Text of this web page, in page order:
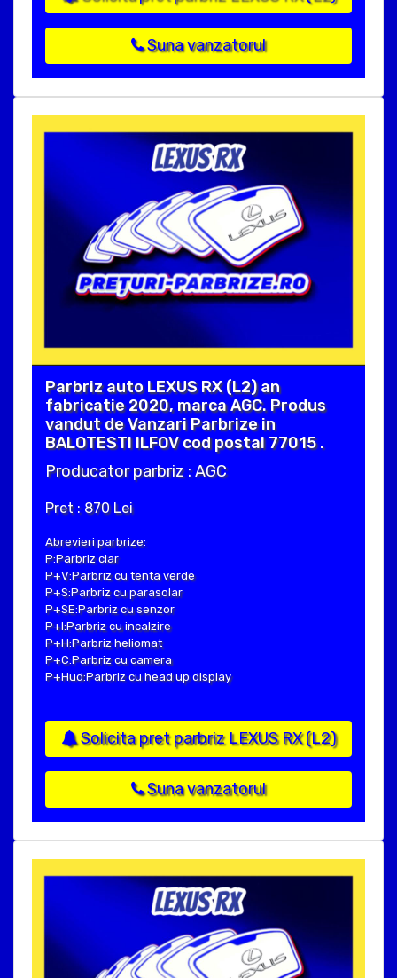
Suna vanzatorul
Parbriz auto LEXUS RX (L2) an
fabricatie 2020, marca AGC. Produs
vandut de Vanzari Parbrize in
BALOTESTI ILFOV cod postal 77015 .
Producator parbriz : AGC
Pret : 870 Lei
Abrevieri parbrize:
P:Parbriz clar
P+V:Parbriz cu tenta verde
P+S:Parbriz cu parasolar
P+SE:Parbriz cu senzor
P+I:Parbriz cu incalzire
P+H:Parbriz heliomat
P+C:Parbriz cu camera
P+Hud:Parbriz cu head up display
Solicita pret parbriz LEXUS RX (L2)
Suna vanzatorul